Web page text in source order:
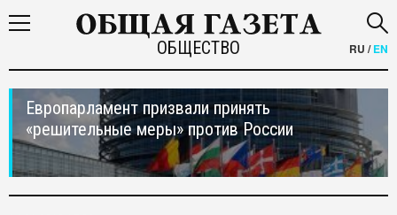
ОБЩЕСТВО RU /EN
Европарламент призвали принять
«решительные меры» против России